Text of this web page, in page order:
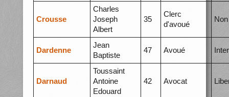
Crousse
Charles
Joseph
Albert
35
Clerc
d'avoué
Dardenne
Jean
Baptiste
47 Avoué
Darnaud
Toussaint
Antoine
Edouard
42 Avocat